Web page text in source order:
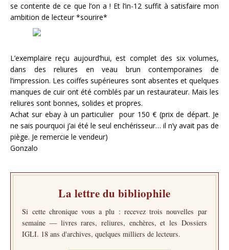
se contente de ce que l’on a ! Et l’in-12 suffit à satisfaire mon
ambition de lecteur *sourire*
L’exemplaire reçu aujourd’hui, est complet des six volumes,
dans des reliures en veau brun contemporaines de
l’impression. Les coiffes supérieures sont absentes et quelques
manques de cuir ont été comblés par un restaurateur. Mais les
reliures sont bonnes, solides et propres.
Achat sur ebay à un particulier pour 150 € (prix de départ. Je
ne sais pourquoi j’ai été le seul enchérisseur… il n’y avait pas de
piège. Je remercie le vendeur)
Gonzalo
La lettre du bibliophile
Si cette chronique vous a plu : recevez trois nouvelles par
semaine — livres rares, reliures, enchères, et les Dossiers
IGLI. 18 ans d'archives, quelques milliers de lecteurs.